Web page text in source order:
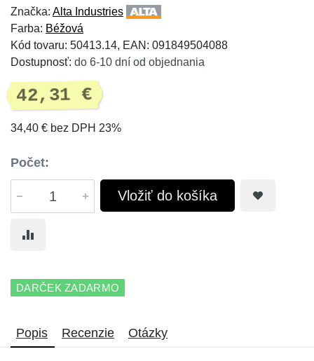
Značka: Alta Industries
Farba: Béžová
Kód tovaru: 50413.14, EAN: 091849504088
Dostupnosť: do 6-10 dní od objednania
42,31 €
34,40 € bez DPH 23%
Počet:
Vložiť do košíka
DARČEK ZADARMO
Popis Recenzie Otázky